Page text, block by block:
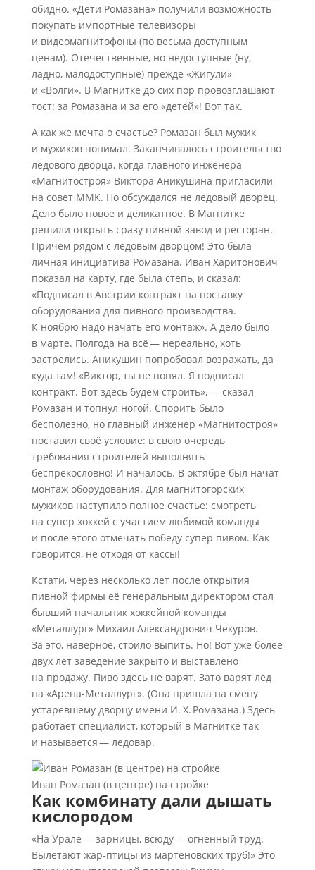
обидно. «Дети Ромазана» получили возможность
покупать импортные телевизоры
и видеомагнитофоны (по весьма доступным
ценам). Отечественные, но недоступные (ну,
ладно, малодоступные) прежде «Жигули»
и «Волги». В Магнитке до сих пор провозглашают
тост: за Ромазана и за его «детей»! Вот так.
А как же мечта о счастье? Ромазан был мужик
и мужиков понимал. Заканчивалось строительство
ледового дворца, когда главного инженера
«Магнитостроя» Виктора Аникушина пригласили
на совет ММК. Но обсуждался не ледовый дворец.
Дело было новое и деликатное. В Магнитке
решили открыть сразу пивной завод и ресторан.
Причём рядом с ледовым дворцом! Это была
личная инициатива Ромазана. Иван Харитонович
показал на карту, где была степь, и сказал:
«Подписал в Австрии контракт на поставку
оборудования для пивного производства.
К ноябрю надо начать его монтаж». А дело было
в марте. Полгода на всё — нереально, хоть
застрелись. Аникушин попробовал возражать, да
куда там! «Виктор, ты не понял. Я подписал
контракт. Вот здесь будем строить», — сказал
Ромазан и топнул ногой. Спорить было
бесполезно, но главный инженер «Магнитостроя»
поставил своё условие: в свою очередь
требования строителей выполнять
беспрекословно! И началось. В октябре был начат
монтаж оборудования. Для магнитогорских
мужиков наступило полное счастье: смотреть
на супер хоккей с участием любимой команды
и после этого отмечать победу супер пивом. Как
говорится, не отходя от кассы!
Кстати, через несколько лет после открытия
пивной фирмы её генеральным директором стал
бывший начальник хоккейной команды
«Металлург» Михаил Александрович Чекуров.
За это, наверное, стоило выпить. Но! Вот уже более
двух лет заведение закрыто и выставлено
на продажу. Пиво здесь не варят. Зато варят лёд
на «Арена-Металлург». (Она пришла на смену
устаревшему дворцу имени И. Х. Ромазана.) Здесь
работает специалист, который в Магнитке так
и называется — ледовар.
Иван Ромазан (в центре) на стройке
Как комбинату дали дышать
кислородом
«На Урале — зарницы, всюду — огненный труд.
Вылетают жар-птицы из мартеновских труб!» Это